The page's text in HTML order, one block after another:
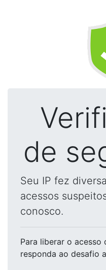
de
Seu IP fez
acessos
conosco.
Para liberar o acesso
responda ao desafio